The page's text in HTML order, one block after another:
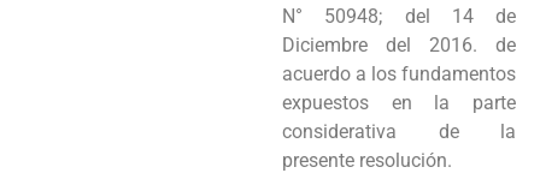
N° 50948; del 14 de
Diciembre del 2016. de
acuerdo a los fundamentos
expuestos en la parte
considerativa de la
presente resolución.